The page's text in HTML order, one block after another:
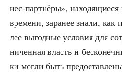
нес-парт­нё­ры»,
вре­ме­ни, зара­нее зна­ли,
лее выгод­ные усло­вия для
ни­чен­ная власть и
ки мог­ли быть